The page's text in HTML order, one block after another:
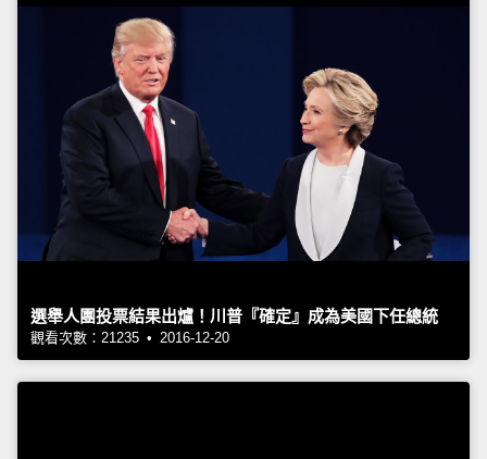
選舉人團投票結果出爐！川普『確定』成為美國下任總統
觀看次數：21235 • 2016-12-20